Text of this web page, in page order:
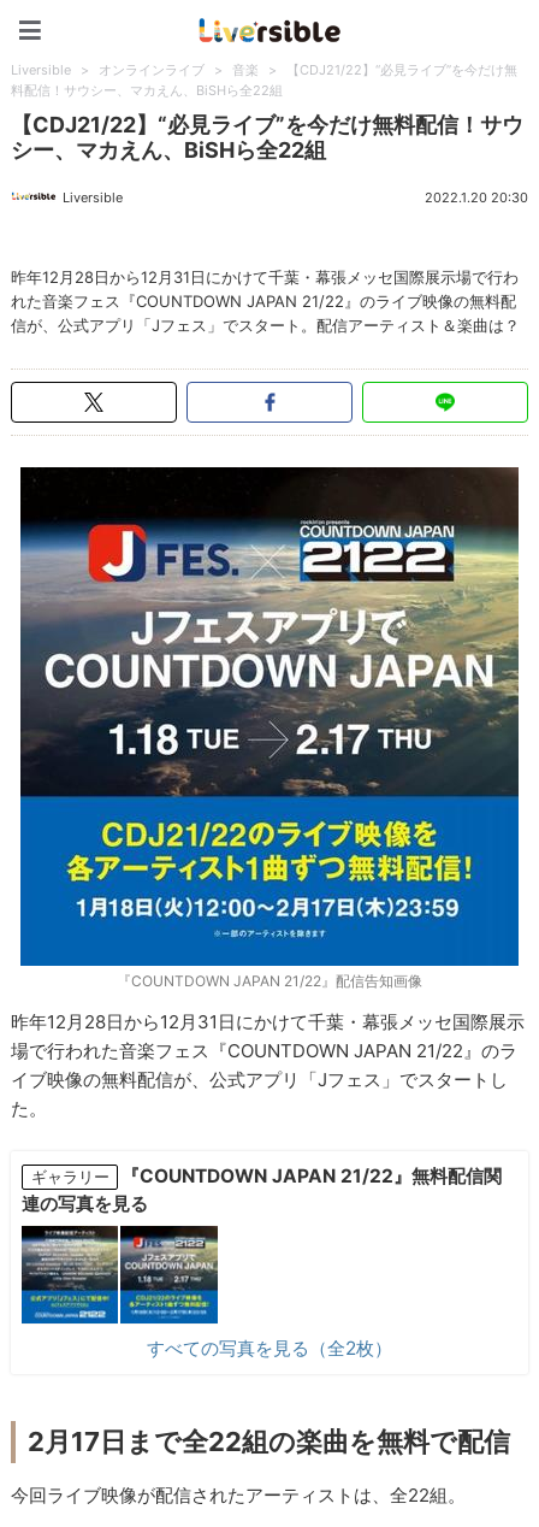
Liversible > オンラインライブ > 音楽 >
【CDJ21/22】“必見ライブ”を今だけ無
料配信！サウシー、マカえん、BiSHら全22組
【CDJ21/22】“必見ライブ”を今だけ無料配信！サウ
シー、マカえん、BiSHら全22組
Liversible 2022.1.20 20:30
昨年12月28日から12月31日にかけて千葉・幕張メッセ国際展示場で行わ
れた音楽フェス『COUNTDOWN JAPAN 21/22』のライブ映像の無料配
信が、公式アプリ「Jフェス」でスタート。配信アーティスト＆楽曲は？
『COUNTDOWN JAPAN 21/22』配信告知画像
昨年12月28日から12月31日にかけて千葉・幕張メッセ国際展示
場で行われた音楽フェス『COUNTDOWN JAPAN 21/22』のラ
イブ映像の無料配信が、公式アプリ「Jフェス」でスタートし
た。
ギャラリー
『COUNTDOWN JAPAN 21/22』無料配信関
連の写真を見る
すべての写真を見る（全2枚）
2月17日まで全22組の楽曲を無料で配信
今回ライブ映像が配信されたアーティストは、全22組。